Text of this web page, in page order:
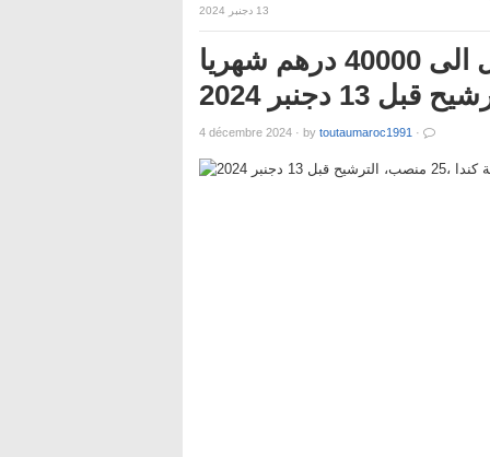
13 دجنبر 2024
فرص شغل هامة للمغاربة براتب يصل الى 40000 درهم شهريا
4 décembre 2024 · by toutaumaroc1991 ·